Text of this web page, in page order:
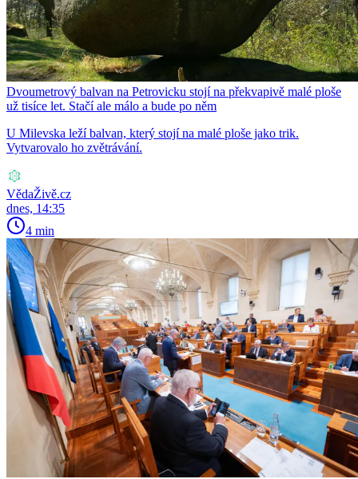
Dvoumetrový balvan na Petrovicku stojí na překvapivě malé ploše
už tisíce let. Stačí ale málo a bude po něm
U Milevska leží balvan, který stojí na malé ploše jako trik.
Vytvarovalo ho zvětrávání.
VědaŽivě.cz
dnes, 14:35
4 min